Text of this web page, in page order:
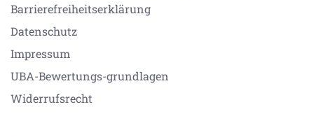
Barrierefreiheitserklärung
Datenschutz
Impressum
UBA-Bewertungs-grundlagen
Widerrufsrecht